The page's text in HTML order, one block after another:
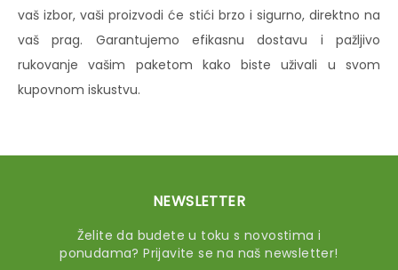
vaš izbor, vaši proizvodi će stići brzo i sigurno, direktno na
vaš prag. Garantujemo efikasnu dostavu i pažljivo
rukovanje vašim paketom kako biste uživali u svom
kupovnom iskustvu.
NEWSLETTER
Želite da budete u toku s novostima i
ponudama? Prijavite se na naš newsletter!